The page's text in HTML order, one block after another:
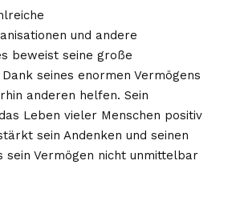
und andere
beweist seine große
seines enormen Vermögens
anderen helfen. Sein
Leben vieler Menschen positiv
sein Andenken und seinen
sein Vermögen nicht unmittelbar